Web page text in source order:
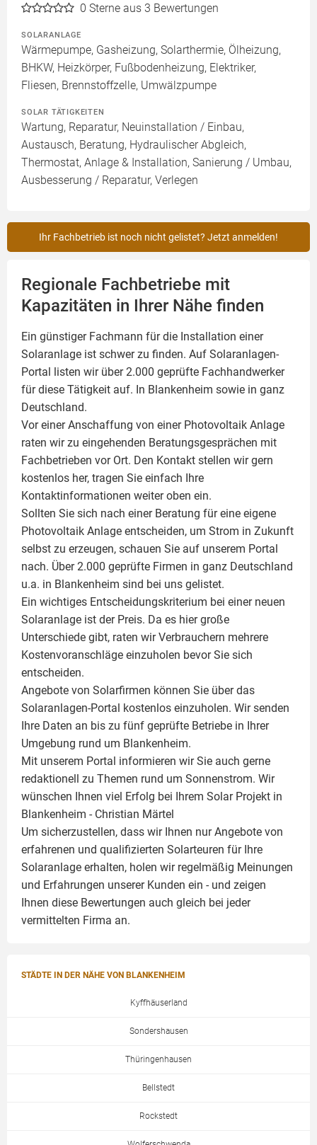
0 Sterne aus 3 Bewertungen
SOLARANLAGE
Wärmepumpe, Gasheizung, Solarthermie, Ölheizung,
BHKW, Heizkörper, Fußbodenheizung, Elektriker,
Fliesen, Brennstoffzelle, Umwälzpumpe
SOLAR TÄTIGKEITEN
Wartung, Reparatur, Neuinstallation / Einbau,
Austausch, Beratung, Hydraulischer Abgleich,
Thermostat, Anlage & Installation, Sanierung / Umbau,
Ausbesserung / Reparatur, Verlegen
Ihr Fachbetrieb ist noch nicht gelistet? Jetzt anmelden!
Regionale Fachbetriebe mit
Kapazitäten in Ihrer Nähe finden
Ein günstiger Fachmann für die Installation einer
Solaranlage ist schwer zu finden. Auf Solaranlagen-
Portal listen wir über 2.000 geprüfte Fachhandwerker
für diese Tätigkeit auf. In Blankenheim sowie in ganz
Deutschland.
Vor einer Anschaffung von einer Photovoltaik Anlage
raten wir zu eingehenden Beratungsgesprächen mit
Fachbetrieben vor Ort. Den Kontakt stellen wir gern
kostenlos her, tragen Sie einfach Ihre
Kontaktinformationen weiter oben ein.
Sollten Sie sich nach einer Beratung für eine eigene
Photovoltaik Anlage entscheiden, um Strom in Zukunft
selbst zu erzeugen, schauen Sie auf unserem Portal
nach. Über 2.000 geprüfte Firmen in ganz Deutschland
u.a. in Blankenheim sind bei uns gelistet.
Ein wichtiges Entscheidungskriterium bei einer neuen
Solaranlage ist der Preis. Da es hier große
Unterschiede gibt, raten wir Verbrauchern mehrere
Kostenvoranschläge einzuholen bevor Sie sich
entscheiden.
Angebote von Solarfirmen können Sie über das
Solaranlagen-Portal kostenlos einzuholen. Wir senden
Ihre Daten an bis zu fünf geprüfte Betriebe in Ihrer
Umgebung rund um Blankenheim.
Mit unserem Portal informieren wir Sie auch gerne
redaktionell zu Themen rund um Sonnenstrom. Wir
wünschen Ihnen viel Erfolg bei Ihrem Solar Projekt in
Blankenheim - Christian Märtel
Um sicherzustellen, dass wir Ihnen nur Angebote von
erfahrenen und qualifizierten Solarteuren für Ihre
Solaranlage erhalten, holen wir regelmäßig Meinungen
und Erfahrungen unserer Kunden ein - und zeigen
Ihnen diese Bewertungen auch gleich bei jeder
vermittelten Firma an.
STÄDTE IN DER NÄHE VON BLANKENHEIM
Kyffhäuserland
Sondershausen
Thüringenhausen
Bellstedt
Rockstedt